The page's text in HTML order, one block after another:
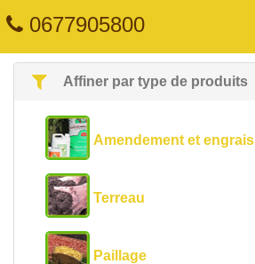
0677905800
Affiner par type de produits
Amendement et engrais
Terreau
Paillage